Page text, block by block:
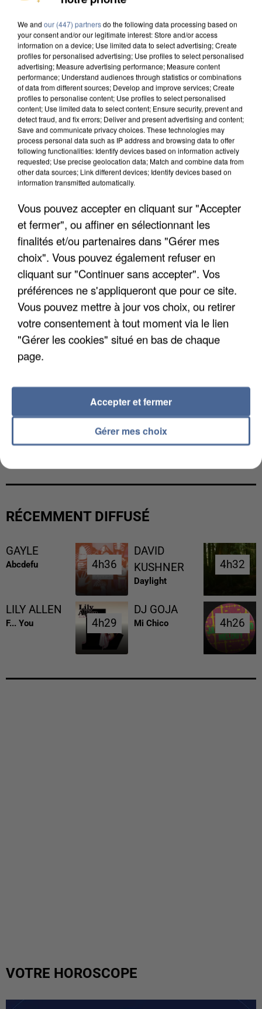
APRÈS TOUTES CES CANICULES, LES REFUGES
DE FAUNE SAUVAGE SONT...
L’UN DES FONDATEURS SUPPOSÉS DE LA DZ
RÉCEMMENT DIFFUSÉ
GAYLE
Abcdefu 4h36
4h36
DAVID
KUSHNER
Daylight
4h32
4h32
LILY ALLEN
F... You 4h29
4h29
DJ GOJA
Mi Chico 4h26
4h26
VOTRE HOROSCOPE
We and our (447) partnersdo the following data processing based on
your consent and/or our legitimate interest: Store and/or access
information on a device; Use limited data to select advertising; Create
profiles for personalised advertising; Use profiles to select personalised
advertising; Measure advertising performance; Measure content
performance; Understand audiences through statistics or combinations
of data from different sources; Develop and improve services; Create
profiles to personalise content; Use profiles to select personalised
content; Use limited data to select content; Ensure security, prevent and
detect fraud, and fix errors; Deliver and present advertising and content;
Save and communicate privacy choices. These technologies may
process personal data such as IP address and browsing data to offer
following functionalities: Identify devices based on information actively
requested; Use precise geolocation data; Match and combine data from
other data sources; Link different devices; Identify devices based on
information transmitted automatically.
Vous pouvez accepter en cliquant sur "Accepter
et fermer", ou affiner en sélectionnant les
finalités et/ou partenaires dans "Gérer mes
choix". Vous pouvez également refuser en
cliquant sur "Continuer sans accepter". Vos
préférences ne s'appliqueront que pour ce site.
Vous pouvez mettre à jour vos choix, ou retirer
votre consentement à tout moment via le lien
"Gérer les cookies" situé en bas de chaque
page.
Gérer mes choix
Accepter et fermer